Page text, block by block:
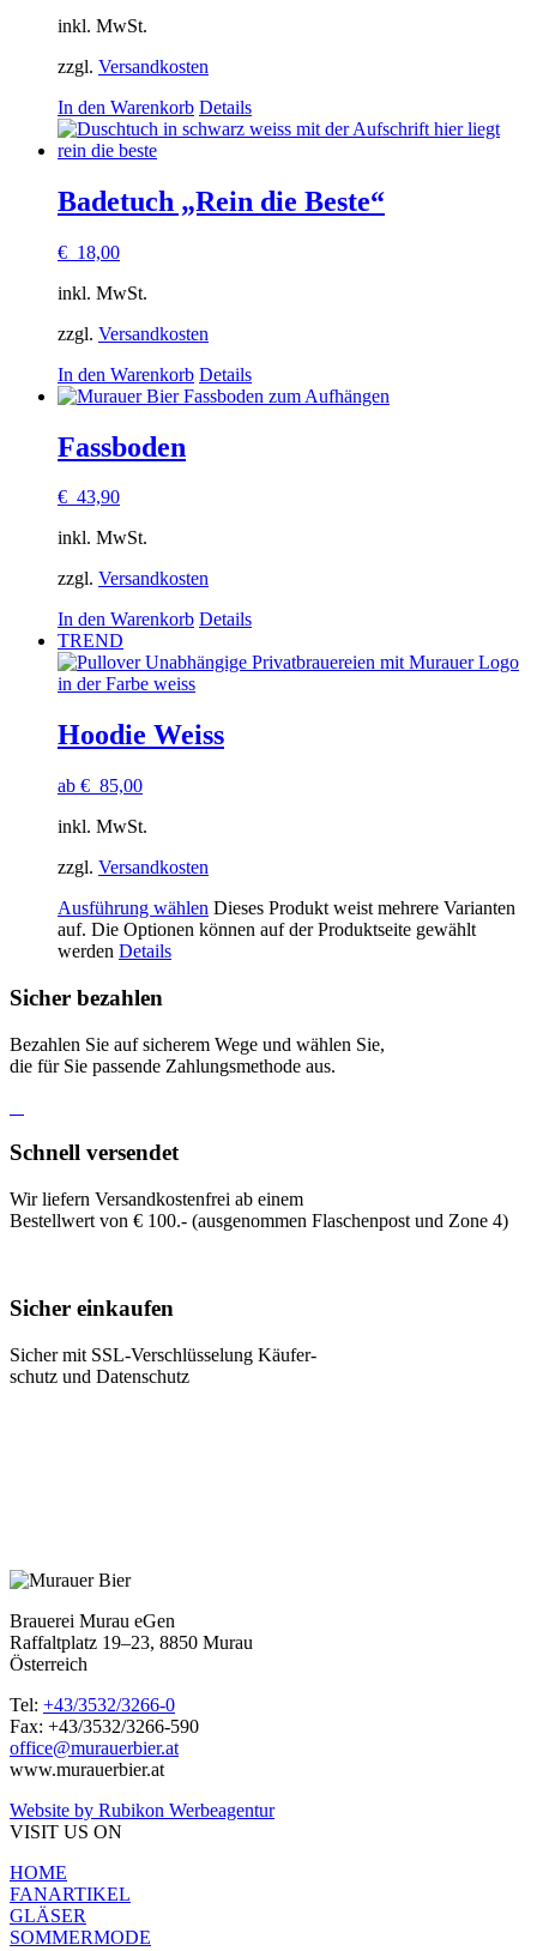
inkl. MwSt.
zzgl. Versandkosten
In den Warenkorb Details
Badetuch „Rein die Beste“
€ 18,00
inkl. MwSt.
zzgl. Versandkosten
In den Warenkorb Details
Fassboden
€ 43,90
inkl. MwSt.
zzgl. Versandkosten
In den Warenkorb Details
TREND
Hoodie Weiss
ab € 85,00
inkl. MwSt.
zzgl. Versandkosten
Ausführung wählen Dieses Produkt weist mehrere Varianten
auf. Die Optionen können auf der Produktseite gewählt
werden Details
Sicher bezahlen
Bezahlen Sie auf sicherem Wege und wählen Sie,
die für Sie passende Zahlungsmethode aus.
Schnell versendet
Wir liefern Versandkostenfrei ab einem
Bestellwert von € 100.- (ausgenommen Flaschenpost und Zone 4)
Sicher einkaufen
Sicher mit SSL-Verschlüsselung Käufer-
schutz und Datenschutz
Brauerei Murau eGen
Raffaltplatz 19–23, 8850 Murau
Österreich
Tel: +43/3532/3266-0
Fax: +43/3532/3266-590
office@murauerbier.at
www.murauerbier.at
Website by Rubikon Werbeagentur
VISIT US ON
HOME
FANARTIKEL
GLÄSER
SOMMERMODE